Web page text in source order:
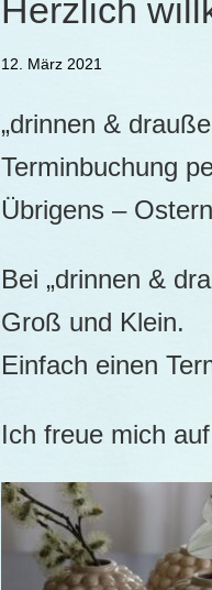
Herzlich
12. März 2021
„drinnen &
Terminbuchung
Übrigens –
Bei „drinnen &
Groß und Klein.
Einfach einen
Ich freue mich